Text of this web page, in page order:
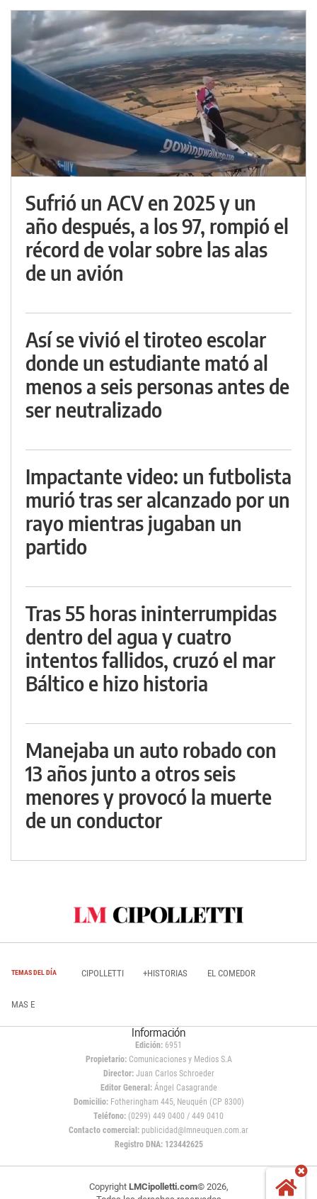
Sufrió un ACV en 2025 y un
año después, a los 97, rompió el
récord de volar sobre las alas
de un avión
Así se vivió el tiroteo escolar
donde un estudiante mató al
menos a seis personas antes de
ser neutralizado
Impactante video: un futbolista
murió tras ser alcanzado por un
rayo mientras jugaban un
partido
Tras 55 horas ininterrumpidas
dentro del agua y cuatro
intentos fallidos, cruzó el mar
Báltico e hizo historia
Manejaba un auto robado con
13 años junto a otros seis
menores y provocó la muerte
de un conductor
TEMAS DEL DÍA CIPOLLETTI +HISTORIAS EL COMEDOR
MAS E
Información
Edición: 6951
Propietario:Comunicaciones y Medios S.A
Director: Juan Carlos Schroeder
Editor General:Ángel Casagrande
Domicilio:Fotheringham 445, Neuquén (CP 8300)
Teléfono: (0299) 449 0400 / 449 0410
Contacto comercial: publicidad@lmneuquen.com.ar
Registro DNA: 123442625
Copyright LMCipolletti.com© 2026,